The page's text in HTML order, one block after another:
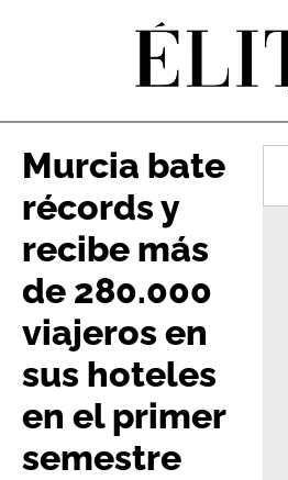
Murcia bate
récords y
recibe más
de 280.000
viajeros en
sus hoteles
en el primer
semestre